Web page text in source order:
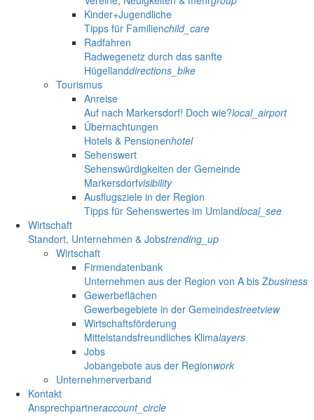
Kinder+Jugendliche
Tipps für Familienchild_care
Radfahren
Radwegenetz durch das sanfte
Hügellanddirections_bike
Tourismus
Anreise
Auf nach Markersdorf! Doch wie?local_airport
Übernachtungen
Hotels & Pensionenhotel
Sehenswert
Sehenswürdigkeiten der Gemeinde
Markersdorfvisibility
Ausflugsziele in der Region
Tipps für Sehenswertes im Umlandlocal_see
Wirtschaft
Standort, Unternehmen & Jobstrending_up
Wirtschaft
Firmendatenbank
Unternehmen aus der Region von A bis Zbusiness
Gewerbeflächen
Gewerbegebiete in der Gemeindestreetview
Wirtschaftsförderung
Mittelstandsfreundliches Klimalayers
Jobs
Jobangebote aus der Regionwork
Unternehmerverband
Kontakt
Ansprechpartneraccount_circle